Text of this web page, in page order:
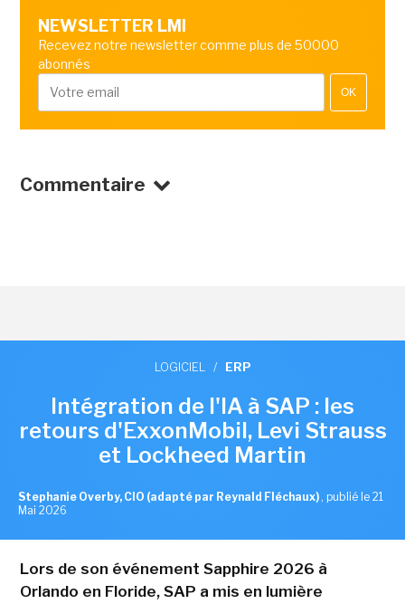
NEWSLETTER LMI
Recevez notre newsletter comme plus de 50000
abonnés
OK
Commentaire
LOGICIEL / ERP
Intégration de l'IA à SAP : les
retours d'ExxonMobil, Levi Strauss
et Lockheed Martin
Stephanie Overby, CIO (adapté par Reynald Fléchaux) , publié le 21
Mai 2026
Lors de son événement Sapphire 2026 à
Orlando en Floride, SAP a mis en lumière